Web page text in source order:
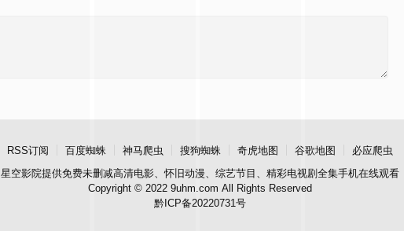
RSS订阅 百度蜘蛛 神马爬虫 搜狗蜘蛛 奇虎地图 谷歌地图
必应爬虫
星空影院提供免费未删减高清电影、怀旧动漫、综艺节目、精彩电视剧全集手机在线观看
Copyright © 2022 9uhm.com All Rights Reserved
黔ICP备20220731号